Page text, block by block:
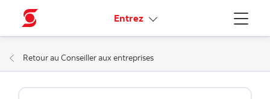
Menu
Entrez Liens connexes
Retour au Conseiller aux entreprises